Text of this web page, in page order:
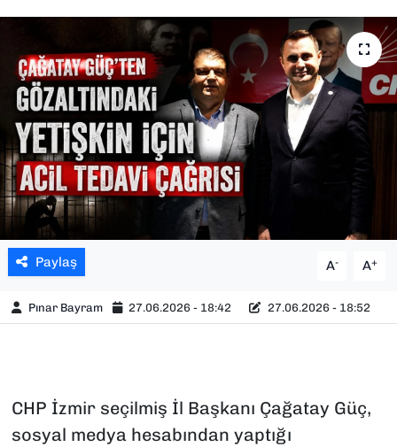
Paylaş A- A+
Pınar Bayram 27.06.2026 - 18:42 27.06.2026 - 18:52
CHP İzmir seçilmiş İl Başkanı Çağatay Güç,
sosyal medya hesabından yaptığı
TEKNOLOJİ
YAŞAM
YEREL YÖNETİMLER